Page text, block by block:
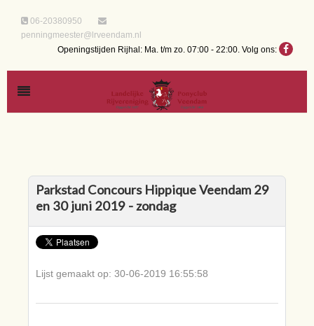
06-20380950
penningmeester@lrveendam.nl
Openingstijden Rijhal: Ma. t/m zo. 07:00 - 22:00. Volg ons:
Parkstad Concours Hippique Veendam 29
en 30 juni 2019 - zondag
Lijst gemaakt op: 30-06-2019 16:55:58